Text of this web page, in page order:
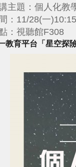
主題：個人化教
：11/28(一
：視聽館F308
教育平台「星空探險